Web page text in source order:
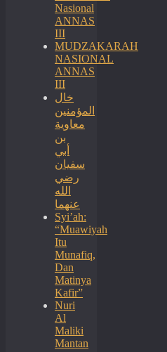
Nasional
ANNAS
III
MUDZAKARAH
NASIONAL
ANNAS
III
خال
المؤمنين
معاوية
بن
أبي
سفيان
رضي
الله
عنهما
Syi’ah:
“Muawiyah
Itu
Munafiq,
Dan
Matinya
Kafir”
Nuri
Al
Maliki
Mantan